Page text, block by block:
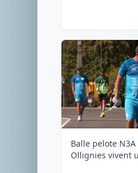
Balle pelote
Ollignies vivent